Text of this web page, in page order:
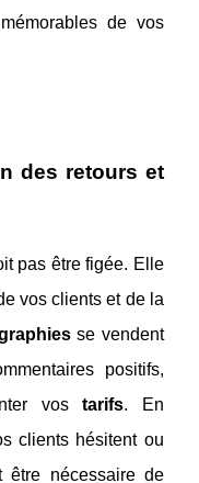
de vos
des retours et
pas être figée. Elle
vos clients et de la
se vendent
positifs,
vostarifs. En
clients hésitent ou
nécessaire de